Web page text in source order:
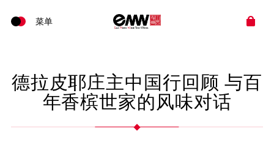
德拉皮耶庄主中国行回顾 与百
年香槟世家的风味对话